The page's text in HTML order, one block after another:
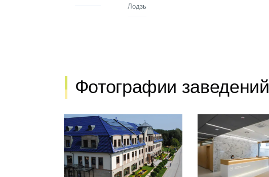
Лодзь
Фотографии заведений